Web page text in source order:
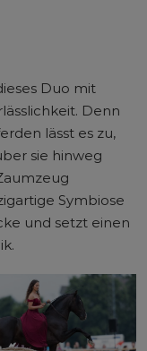
Duo mit
Denn
lässt es zu,
sie hinweg
Symbiose
und setzt einen